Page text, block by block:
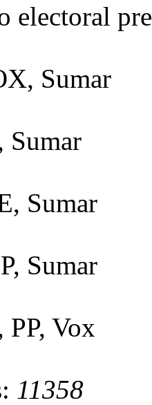
electoral
Sumar
Sumar
Sumar
Sumar
PP, Vox
11358